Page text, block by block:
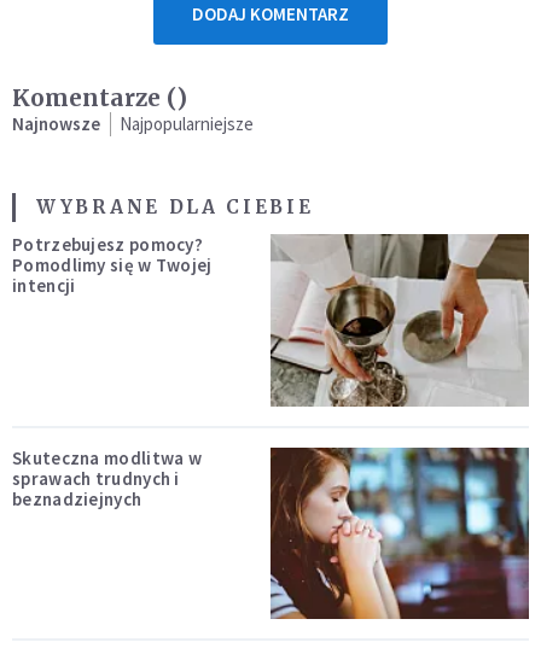
DODAJ KOMENTARZ
Komentarze ()
Najnowsze Najpopularniejsze
WYBRANE DLA CIEBIE
Potrzebujesz pomocy?
Pomodlimy się w Twojej
intencji
Skuteczna modlitwa w
sprawach trudnych i
beznadziejnych